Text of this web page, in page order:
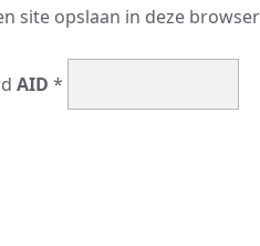
site opslaan in deze
AID *